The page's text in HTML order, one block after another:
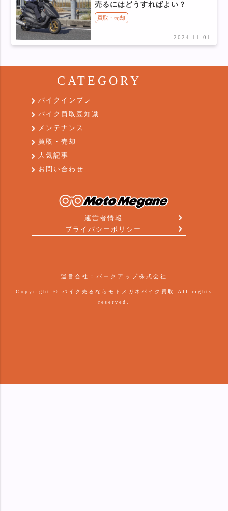
売るにはどうすればよい？
買取・売却
2024.11.01
運営者情報
プライバシーポリシー
CATEGORY
バイクインプレ
バイク買取豆知識
メンテナンス
買取・売却
人気記事
お問い合わせ
運営会社： パークアップ株式会社
Copyright © バイク売るならモトメガネバイク買取
All rights
reserved.